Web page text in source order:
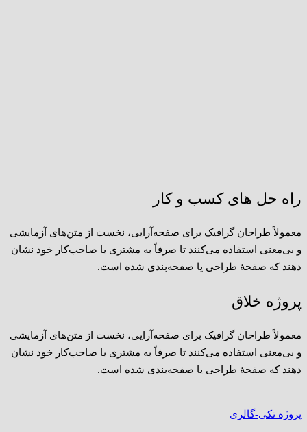
راه حل های کسب و کار
معمولاً طراحان گرافیک برای صفحه‌آرایی، نخست از متن‌های آزمایشی
و بی‌معنی استفاده می‌کنند تا صرفاً به مشتری یا صاحب‌کار خود نشان
دهند که صفحهٔ طراحی یا صفحه‌بندی شده است.
پروژه خلاق
معمولاً طراحان گرافیک برای صفحه‌آرایی، نخست از متن‌های آزمایشی
و بی‌معنی استفاده می‌کنند تا صرفاً به مشتری یا صاحب‌کار خود نشان
دهند که صفحهٔ طراحی یا صفحه‌بندی شده است.
پروژه تکی-گالری